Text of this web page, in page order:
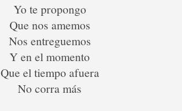
Yo te propongo
Que nos amemos
Nos entreguemos
Y en el momento
Que el tiempo afuera
No corra más